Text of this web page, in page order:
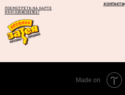
КОНТАКТЫ
ПОСМОТРЕТЬ НА КАРТЕ
ИНН 026402815617
Made on